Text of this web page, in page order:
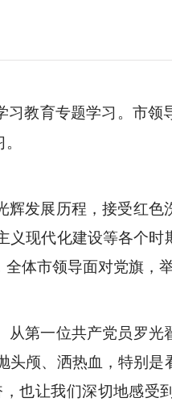
习教育专题学习。市
发展历程，接受红
现代化建设等各个
体市领导面对党旗，
第一位共产党员罗光
颅、洒热血，特别
也让我们深切地感受